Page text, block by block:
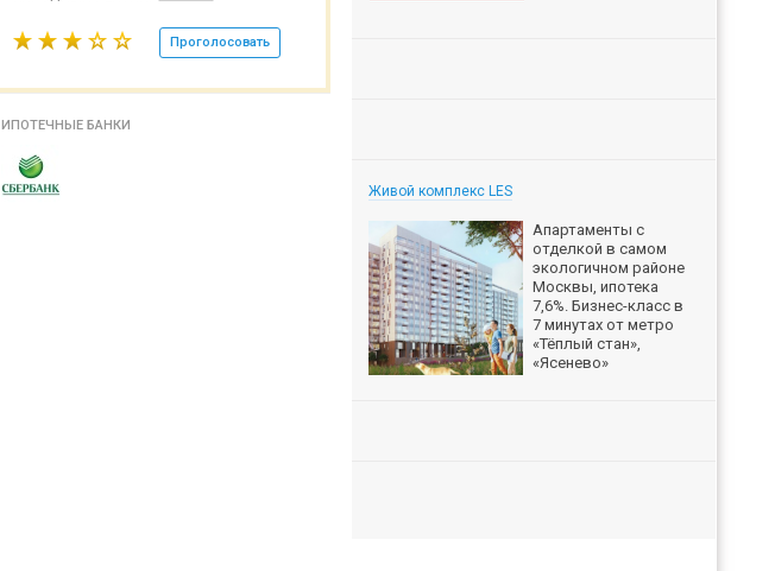
Проголосовать
ИПОТЕЧНЫЕ БАНКИ
Живой комплекс LES
Апартаменты с
отделкой в самом
экологичном районе
Москвы, ипотека
7,6%. Бизнес-класс в
7 минутах от метро
«Тёплый стан»,
«Ясенево»